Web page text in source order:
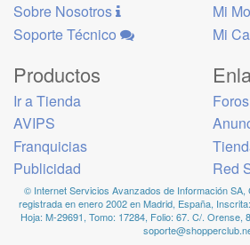
Sobre Nosotros
Soporte Técnico
Mi
Mi
Productos
Ir a Tienda
AVIPS
Franquicias
Publicidad
Foros
Red
© Internet Servicios Avanzados de Información SA,
registrada en enero 2002 en Madrid, España,
Hoja: M-29691, Tomo: 17284, Folio: 67. C/. Orense,